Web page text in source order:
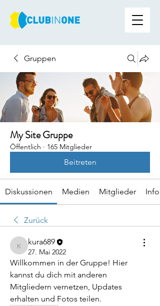
Gruppen
My Site Gruppe
Öffentlich · 165 Mitglieder
Beitreten
Diskussionen Medien Mitglieder Info
Zurück
kura689
kura689
27. Mai 2022
Willkommen in der Gruppe! Hier
kannst du dich mit anderen
Mitgliedern vernetzen, Updates
erhalten und Fotos teilen.